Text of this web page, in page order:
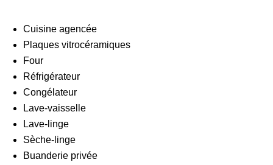
Cuisine agencée
Plaques vitrocéramiques
Four
Réfrigérateur
Congélateur
Lave-vaisselle
Lave-linge
Sèche-linge
Buanderie privée